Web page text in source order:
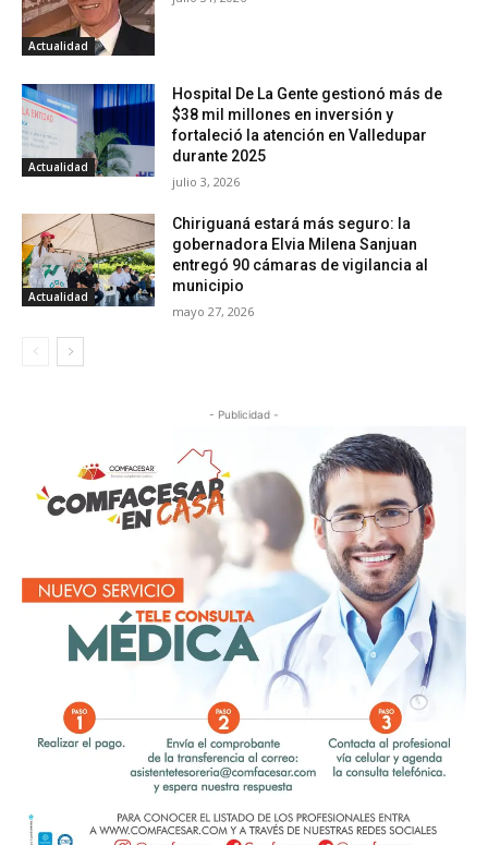
Actualidad
Actualidad
Hospital De La Gente gestionó más de
$38 mil millones en inversión y
fortaleció la atención en Valledupar
durante 2025
julio 3, 2026
Actualidad
Chiriguaná estará más seguro: la
gobernadora Elvia Milena Sanjuan
entregó 90 cámaras de vigilancia al
municipio
mayo 27, 2026
- Publicidad -